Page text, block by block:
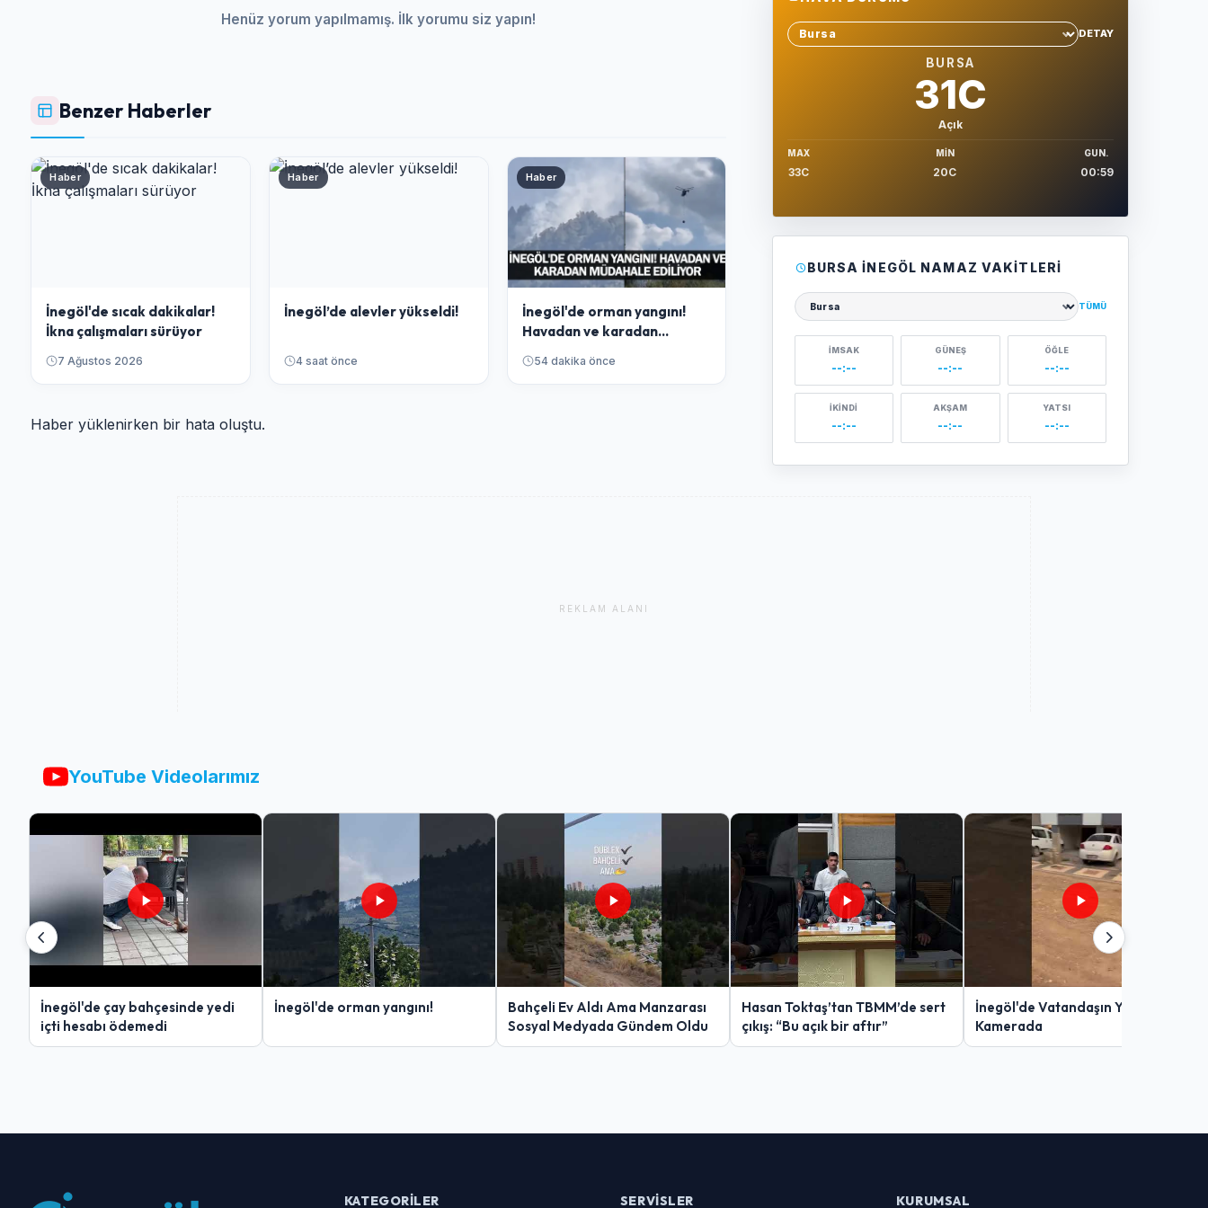
Henüz yorum yapılmamış. İlk yorumu siz yapın!
Benzer Haberler
Haber
İnegöl'de sıcak dakikalar!
İkna çalışmaları sürüyor
7 Ağustos 2026
Haber
İnegöl’de alevler yükseldi!
4 saat önce
Haber
İnegöl'de orman yangını!
Havadan ve karadan
müdahale ediliyor
54 dakika önce
Haber yüklenirken bir hata oluştu.
Sehir sec
DETAY
BURSA
31C
Açık
MAX
33C
MIN
20C
GUN.
00:59
BURSA İNEGÖL NAMAZ VAKITLERI
Şehir seçin
TÜMÜ
İMSAK
--:--
GÜNEŞ
--:--
ÖĞLE
--:--
İKINDI
--:--
AKŞAM
--:--
YATSI
--:--
REKLAM ALANI
YouTube Videolarımız
İnegöl'de çay bahçesinde yedi
içti hesabı ödemedi
İnegöl'de orman yangını!
Bahçeli Ev Aldı Ama Manzarası
Sosyal Medyada Gündem Oldu
Hasan Toktaş’tan TBMM’de sert
çıkış: “Bu açık bir aftır”
İnegöl'de Vatandaşın Yol Çilesi
Kamerada
KATEGORILER SERVISLER KURUMSAL